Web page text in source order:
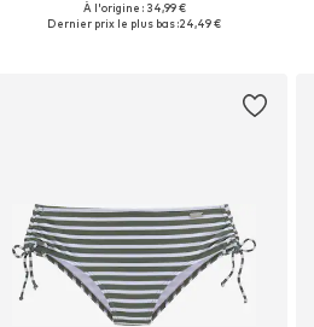
Tailles disponibles: 70 I, 75, 75, 80, 80
À l'origine : 34,99 €
Dernier prix le plus bas :24,49 €